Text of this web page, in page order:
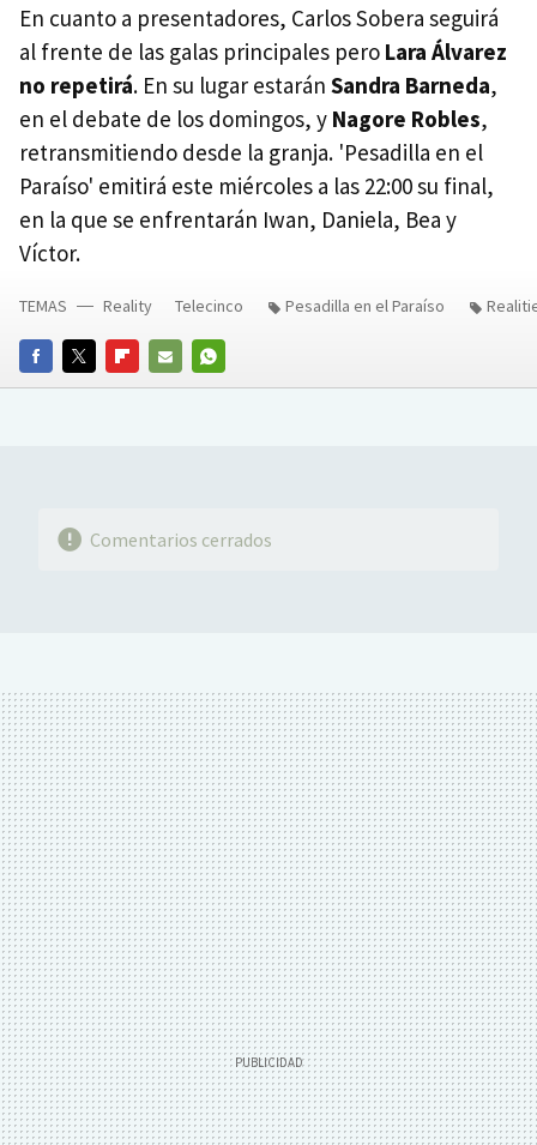
En cuanto a presentadores, Carlos Sobera seguirá
al frente de las galas principales pero Lara Álvarez
no repetirá. En su lugar estarán Sandra Barneda,
en el debate de los domingos, y Nagore Robles,
retransmitiendo desde la granja. 'Pesadilla en el
Paraíso' emitirá este miércoles a las 22:00 su final,
en la que se enfrentarán Iwan, Daniela, Bea y
Víctor.
FACEBOOKTWITTERFLIPBOARD
E-
WHATSAPP
TEMAS Reality Telecinco Pesadilla en el Paraíso
Comentarios cerrados